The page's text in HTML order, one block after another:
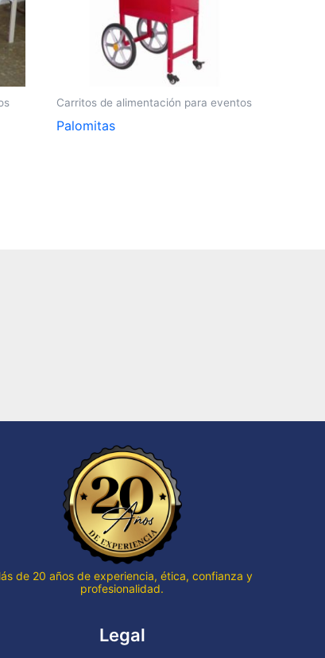
Carritos de alimentación para eventos
Palomitas
de 20 años de experiencia, ética, confianza y
profesionalidad.
Legal